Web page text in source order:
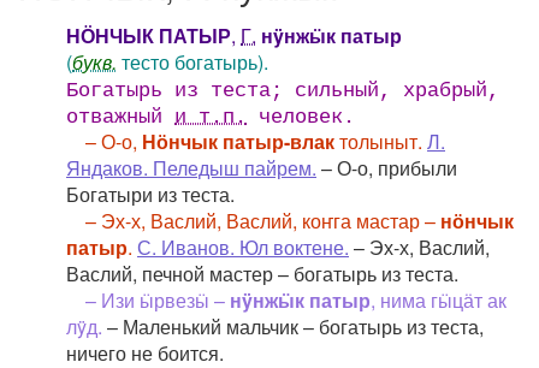
НӦНЧЫК ПАТЫР, Г. нÿнжӹк патыр
(букв. тесто богатырь).
Богатырь из теста; сильный, храбрый,
отважный и т.п. человек.
– О-о, Нӧнчык патыр-влактолыныт. Л.
Яндаков. Пеледыш пайрем. – О-о, прибыли
Богатыри из теста.
– Эх-х, Васлий, Васлий, коҥга мастар – нӧнчык
патыр. С. Иванов. Юл воктене. – Эх-х, Васлий,
Васлий, печной мастер – богатырь из теста.
– Изи ӹрвезӹ – нÿнжӹк патыр, нима гӹцӓт ак
лÿд. – Маленький мальчик – богатырь из теста,
ничего не боится.